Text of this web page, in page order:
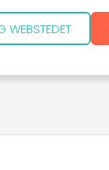
WEBSTEDET